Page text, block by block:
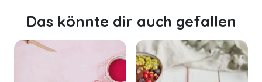
Das könnte dir auch gefallen